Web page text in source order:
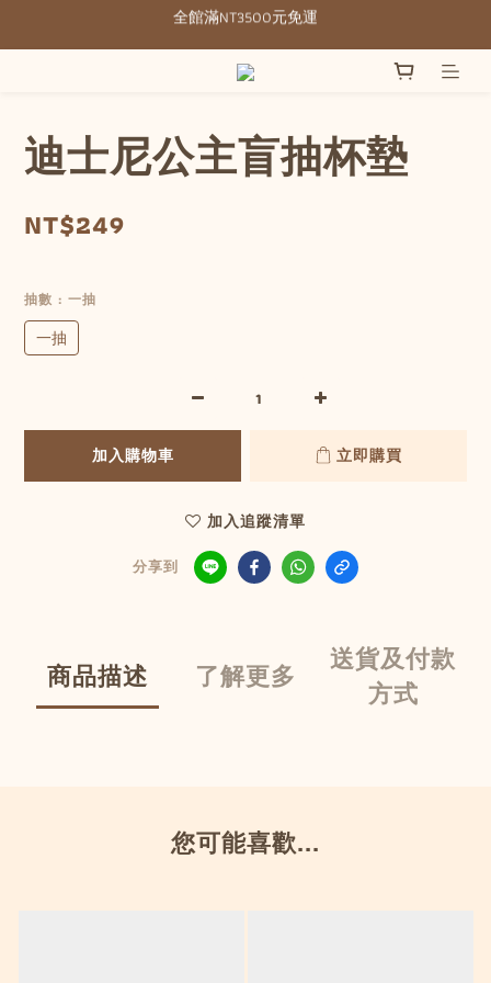
全館滿NT3500元免運
全館滿NT3500元免運
部分現貨＋預購20-30天不含假日
迪士尼公主盲抽杯墊
NT$249
抽數 : 一抽
一抽
加入購物車 立即購買
加入追蹤清單
分享到
商品描述 了解更多
送貨及付款
方式
您可能喜歡...